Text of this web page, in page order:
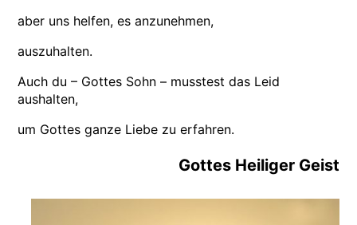
aber uns helfen, es anzunehmen,
auszuhalten.
Auch du – Gottes Sohn – musstest das Leid
aushalten,
um Gottes ganze Liebe zu erfahren.
Gottes Heiliger Geist